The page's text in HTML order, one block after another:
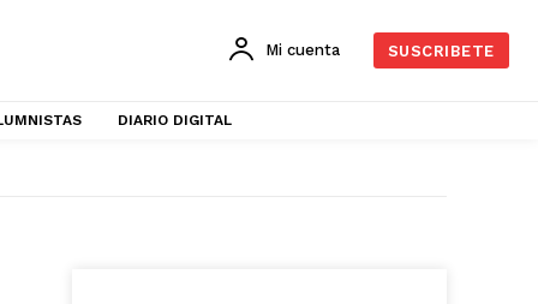
Mi cuenta SUSCRIBETE
DIARIO DIGITAL